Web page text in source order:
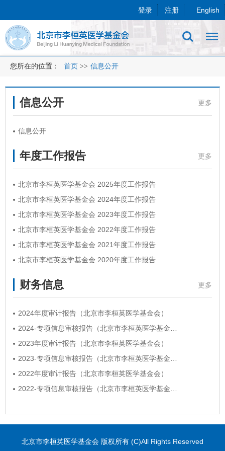
登录 注册 English
您所在的位置： 首页 >> 信息公开
更多
信息公开
信息公开
更多
年度工作报告
北京市李桓英医学基金会 2025年度工作报告
北京市李桓英医学基金会 2024年度工作报告
北京市李桓英医学基金会 2023年度工作报告
北京市李桓英医学基金会 2022年度工作报告
北京市李桓英医学基金会 2021年度工作报告
北京市李桓英医学基金会 2020年度工作报告
更多
财务信息
2024年度审计报告（北京市李桓英医学基金会）
2024-专项信息审核报告（北京市李桓英医学基金…
2023年度审计报告（北京市李桓英医学基金会）
2023-专项信息审核报告（北京市李桓英医学基金…
2022年度审计报告（北京市李桓英医学基金会）
2022-专项信息审核报告（北京市李桓英医学基金…
北京市李桓英医学基金会 版权所有 (C)All Rights Reserved